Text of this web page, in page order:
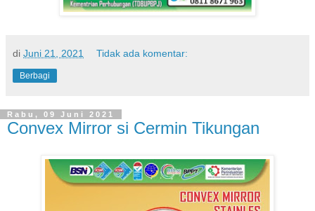
di Juni 21, 2021 Tidak ada komentar:
Berbagi
Rabu, 09 Juni 2021
Convex Mirror si Cermin Tikungan